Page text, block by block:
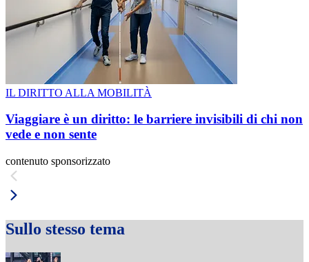
IL DIRITTO ALLA MOBILITÀ
Viaggiare è un diritto: le barriere invisibili di chi non
vede e non sente
contenuto sponsorizzato
Sullo stesso tema